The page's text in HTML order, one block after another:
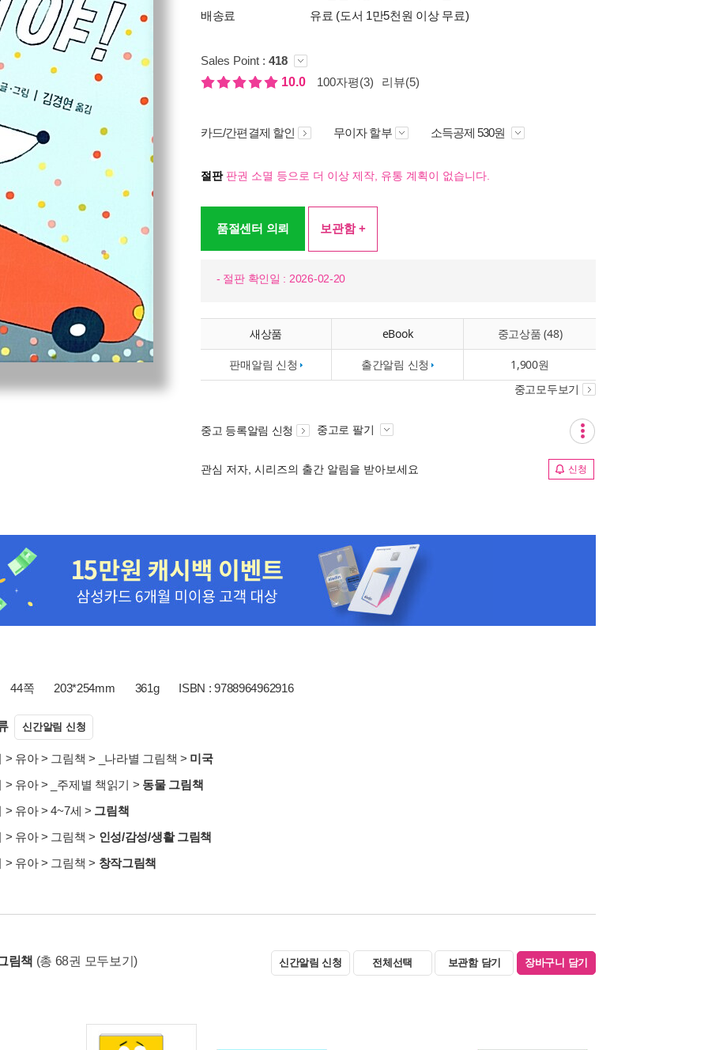
배송료
유료 (도서 1만5천원 이상 무료)
Sales Point : 418
10.0
100자평(3) 리뷰(5)
카드/간편결제 할인 무이자 할부 소득공제 530원
절판판권 소멸 등으로 더 이상 제작, 유통 계획이 없습니다.
품절센터 의뢰 보관함 +
- 절판 확인일 : 2026-02-20
새상품 eBook 중고상품 (48)
판매알림 신청 출간알림 신청 1,900원
중고모두보기
중고 등록알림 신청 중고로 팔기
관심 저자, 시리즈의 출간 알림을 받아보세요 신청
44쪽 203*254mm 361g ISBN : 9788964962916
신간알림 신청
> 유아> 그림책 > _나라별 그림책 > 미국
> 유아> _주제별 책읽기 > 동물 그림책
> 유아>4~7세 > 그림책
> 유아> 그림책 > 인성/감성/생활 그림책
> 유아> 그림책 > 창작그림책
림책 (총 68권 모두보기) 신간알림 신청 전체선택 보관함 담기 장바구니 담기